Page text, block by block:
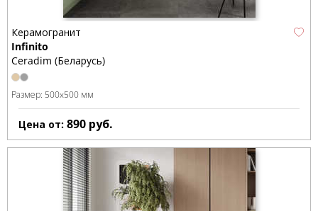
Керамогранит
Infinito
Ceradim (Беларусь)
Размер: 500x500 мм
Цена от: 890 руб.